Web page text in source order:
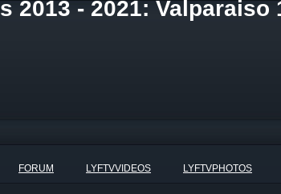
2013 - 2021: Valparaiso
FORUM LYFTVVIDEOS LYFTVPHOTOS